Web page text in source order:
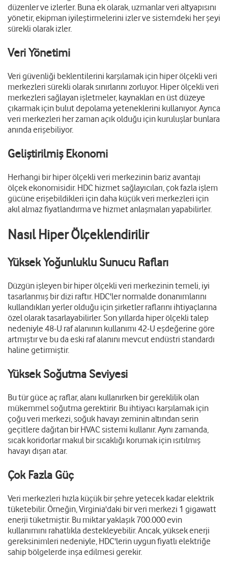
düzenler ve izlerler. Buna ek olarak, uzmanlar veri altyapısını
yönetir, ekipman iyileştirmelerini izler ve sistemdeki her şeyi
sürekli olarak izler.
Veri Yönetimi
Veri güvenliği beklentilerini karşılamak için hiper ölçekli veri
merkezleri sürekli olarak sınırlarını zorluyor. Hiper ölçekli veri
merkezleri sağlayan işletmeler, kaynakları en üst düzeye
çıkarmak için bulut depolama yeteneklerini kullanıyor. Ayrıca
veri merkezleri her zaman açık olduğu için kuruluşlar bunlara
anında erişebiliyor.
Geliştirilmiş Ekonomi
Herhangi bir hiper ölçekli veri merkezinin bariz avantajı
ölçek ekonomisidir. HDC hizmet sağlayıcıları, çok fazla işlem
gücüne erişebildikleri için daha küçük veri merkezleri için
akıl almaz fiyatlandırma ve hizmet anlaşmaları yapabilirler.
Nasıl Hiper Ölçeklendirilir
Yüksek Yoğunluklu Sunucu Rafları
Düzgün işleyen bir hiper ölçekli veri merkezinin temeli, iyi
tasarlanmış bir dizi raftır. HDC'ler normalde donanımlarını
kullandıkları yerler olduğu için şirketler raflarını ihtiyaçlarına
özel olarak tasarlayabilirler. Son yıllarda hiper ölçekli talep
nedeniyle 48-U raf alanının kullanımı 42-U eşdeğerine göre
artmıştır ve bu da eski raf alanını mevcut endüstri standardı
haline getirmiştir.
Yüksek Soğutma Seviyesi
Bu tür güce aç raflar, alanı kullanırken bir gereklilik olan
mükemmel soğutma gerektirir. Bu ihtiyacı karşılamak için
çoğu veri merkezi, soğuk havayı zeminin altından serin
geçitlere dağıtan bir HVAC sistemi kullanır. Aynı zamanda,
sıcak koridorlar makul bir sıcaklığı korumak için ısıtılmış
havayı dışarı atar.
Çok Fazla Güç
Veri merkezleri hızla küçük bir şehre yetecek kadar elektrik
tüketebilir. Örneğin, Virginia'daki bir veri merkezi 1 gigawatt
enerji tüketmiştir. Bu miktar yaklaşık 700.000 evin
kullanımını rahatlıkla destekleyebilir. Ancak, yüksek enerji
gereksinimleri nedeniyle, HDC'lerin uygun fiyatlı elektriğe
sahip bölgelerde inşa edilmesi gerekir.